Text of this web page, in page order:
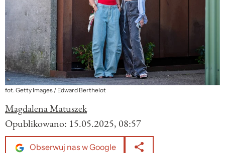
fot. Getty Images / Edward Berthelot
Magdalena Matuszek
Opublikowano: 15.05.2025, 08:57
Obserwuj nas w Google